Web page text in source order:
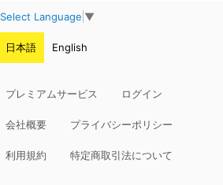
Select Language ▼
日本語 English
プレミアムサービス ログイン
会社概要 プライバシーポリシー
利用規約 特定商取引法について